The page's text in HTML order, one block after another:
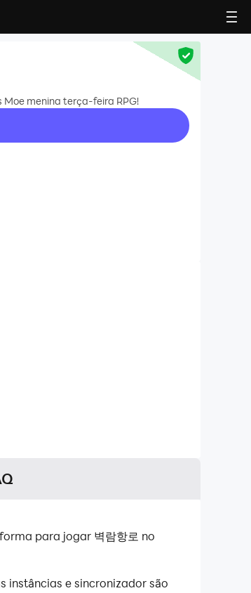
menina terça-feira RPG!
para jogar 벽람항로 no
instâncias e sincronizador são